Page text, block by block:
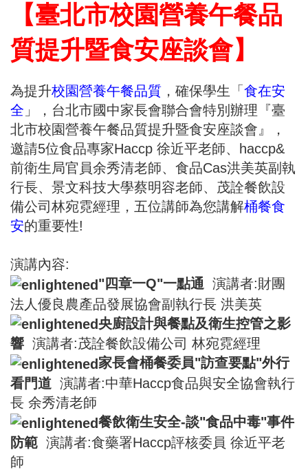
【臺北市校園營養午餐品
質提升暨食安座談會】
為提升校園營養午餐品質 ，確保學生「 食在安
全 」，台北市國中家長會聯合會特別辦理『臺
北市校園營養午餐品質提升暨食安座談會』，
邀請5位食品專家Haccp 徐近平老師、haccp&
前衛生局官員余秀清老師、食品Cas洪美英副執
行長、景文科技大學蔡明容老師、茂詮餐飲設
備公司林宛霓經理，五位講師為您講解桶餐食
安的重要性!
演講內容:
"四章一Q"一點通 演講者:財團
法人優良農產品發展協會副執行長 洪美英
央廚設計與餐點及衛生控管之影
響 演講者:茂詮餐飲設備公司 林宛霓經理
家長會桶餐委員"訪查要點"外行
看門道 演講者:中華Haccp食品與安全協會執行
長 余秀清老師
餐飲衛生安全-談"食品中毒"事件
防範 演講者:食藥署Haccp評核委員 徐近平老
師